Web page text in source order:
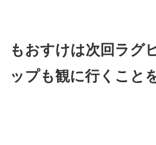
もおすけは次回ラグ
ップも観に行くこと